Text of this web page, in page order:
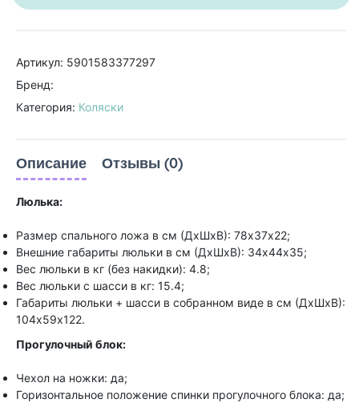
Артикул: 5901583377297
Бренд:
Категория: Коляски
Описание Отзывы (0)
Люлька:
Размер спального ложа в см (ДхШхВ): 78х37х22;
Внешние габариты люльки в см (ДхШхВ): 34х44х35;
Вес люльки в кг (без накидки): 4.8;
Вес люльки с шасси в кг: 15.4;
Габариты люльки + шасси в собранном виде в см (ДхШхВ):
104х59х122.
Прогулочный блок:
Чехол на ножки: да;
Горизонтальное положение спинки прогулочного блока: да;